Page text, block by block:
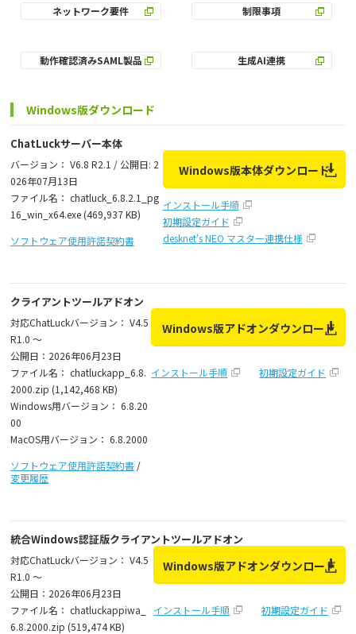
ネットワーク要件 制限事項
動作確認済みSAML製品 生成AI連携
Windows版ダウンロード
ChatLuckサーバー本体
バージョン： V6.8 R2.1 / 公開日: 2
026年07月13日
ファイル名： chatluck_6.8.2.1_pg
16_win_x64.exe (469,937 KB)
ソフトウェア使用許諾契約書
Windows版本体ダウンロード
インストール手順
初期設定ガイド
desknet's NEO マスター連携仕様
クライアントツールアドオン
対応ChatLuckバージョン： V4.5
R1.0 ～
公開日：2026年06月23日
ファイル名： chatluckapp_6.8.
2000.zip (1,142,468 KB)
Windows用バージョン： 6.8.20
00
MacOS用バージョン： 6.8.2000
ソフトウェア使用許諾契約書 /
変更履歴
Windows版アドオンダウンロード
インストール手順 初期設定ガイド
統合Windows認証版クライアントツールアドオン
対応ChatLuckバージョン： V4.5
R1.0 ～
公開日：2026年06月23日
ファイル名： chatluckappiwa_
6.8.2000.zip (519,474 KB)
Windows版アドオンダウンロード
インストール手順 初期設定ガイド